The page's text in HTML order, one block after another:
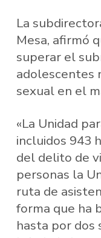
La
Mesa, afirmó
superar el
adolescentes
sexual en el
«La Unidad
incluidos 943
del delito de
personas la
ruta de
forma que ha
hasta por dos